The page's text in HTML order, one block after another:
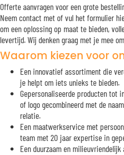
Offerte aanvragen voor een grote
Neem contact met of vul het formulier
om een oplossing op maat te bieden,
levertijd. Wij denken graag met je mee
Waarom kiezen voor
Een innovatief assortiment die
je helpt om iets unieks te bieden.
Gepersonaliseerde producten tot
of logo gecombineerd met de
relatie.
Een maatwerkservice met
team met 20 jaar expertise in
Een duurzaam en milieuvriendelijk